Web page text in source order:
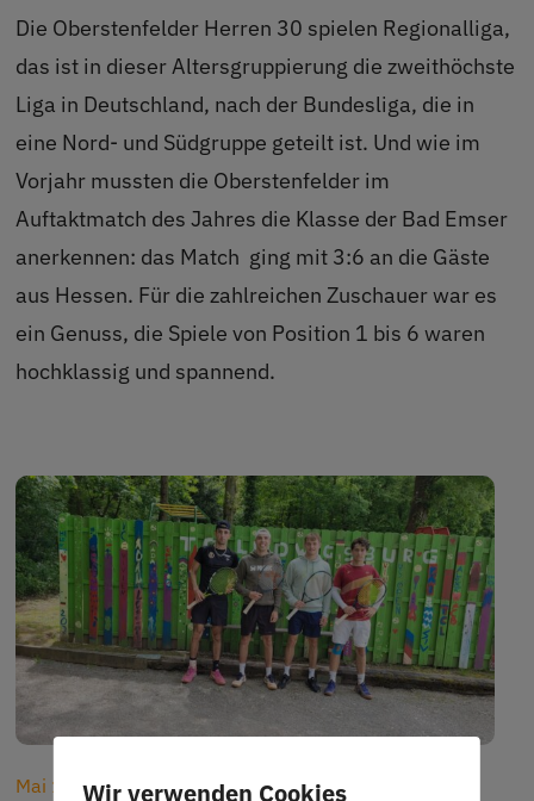
Die Oberstenfelder Herren 30 spielen Regionalliga,
das ist in dieser Altersgruppierung die zweithöchste
Liga in Deutschland, nach der Bundesliga, die in
eine Nord- und Südgruppe geteilt ist. Und wie im
Vorjahr mussten die Oberstenfelder im
Auftaktmatch des Jahres die Klasse der Bad Emser
anerkennen: das Match ging mit 3:6 an die Gäste
aus Hessen. Für die zahlreichen Zuschauer war es
ein Genuss, die Spiele von Position 1 bis 6 waren
hochklassig und spannend.
Mai 19, 2026Wir verwenden Cookies